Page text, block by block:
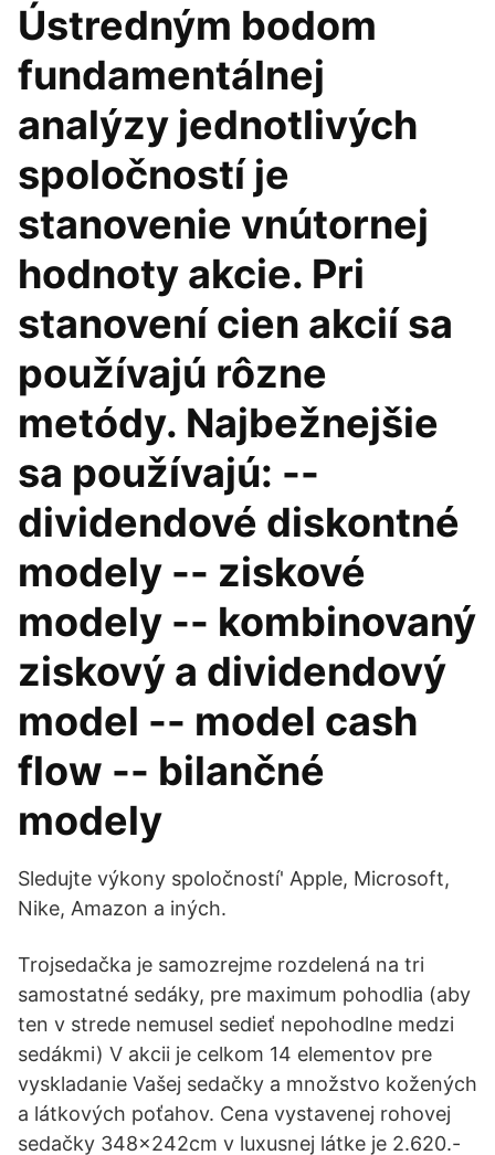
Ústredným bodom
fundamentálnej
analýzy jednotlivých
spoločností je
stanovenie vnútornej
hodnoty akcie. Pri
stanovení cien akcií sa
používajú rôzne
metódy. Najbežnejšie
sa používajú: --
dividendové diskontné
modely -- ziskové
modely -- kombinovaný
ziskový a dividendový
model -- model cash
flow -- bilančné
modely
Sledujte výkony spoločností' Apple, Microsoft,
Nike, Amazon a iných.
Trojsedačka je samozrejme rozdelená na tri
samostatné sedáky, pre maximum pohodlia (aby
ten v strede nemusel sedieť nepohodlne medzi
sedákmi) V akcii je celkom 14 elementov pre
vyskladanie Vašej sedačky a množstvo kožených
a látkových poťahov. Cena vystavenej rohovej
sedačky 348x242cm v luxusnej látke je 2.620.-